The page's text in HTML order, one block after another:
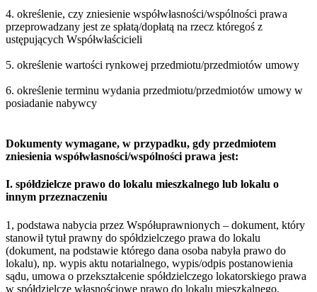
4. określenie, czy zniesienie współwłasności/wspólności prawa
przeprowadzany jest ze spłatą/dopłatą na rzecz któregoś z
ustępujących Współwłaścicieli
5. określenie wartości rynkowej przedmiotu/przedmiotów umowy
6. określenie terminu wydania przedmiotu/przedmiotów umowy w
posiadanie nabywcy
Dokumenty wymagane, w przypadku, gdy przedmiotem
zniesienia współwłasności/wspólności prawa jest:
I. spółdzielcze prawo do lokalu mieszkalnego lub lokalu o
innym przeznaczeniu
1, podstawa nabycia przez Współuprawnionych – dokument, który
stanowił tytuł prawny do spółdzielczego prawa do lokalu
(dokument, na podstawie którego dana osoba nabyła prawo do
lokalu), np. wypis aktu notarialnego, wypis/odpis postanowienia
sądu, umowa o przekształcenie spółdzielczego lokatorskiego prawa
w spółdzielcze własnościowe prawo do lokalu mieszkalnego,